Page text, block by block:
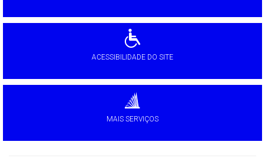
ACESSIBILIDADE DO SITE
MAIS SERVIÇOS